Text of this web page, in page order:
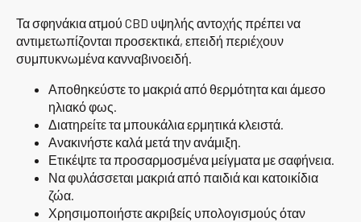
Τα σφηνάκια ατμού CBD υψηλής αντοχής πρέπει να
αντιμετωπίζονται προσεκτικά, επειδή περιέχουν
συμπυκνωμένα κανναβινοειδή.
Αποθηκεύστε το μακριά από θερμότητα και άμεσο
ηλιακό φως.
Διατηρείτε τα μπουκάλια ερμητικά κλειστά.
Ανακινήστε καλά μετά την ανάμιξη.
Ετικέψτε τα προσαρμοσμένα μείγματα με σαφήνεια.
Να φυλάσσεται μακριά από παιδιά και κατοικίδια
ζώα.
Χρησιμοποιήστε ακριβείς υπολογισμούς όταν